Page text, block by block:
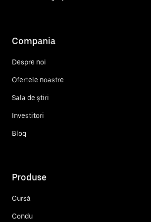
Compania
Despre noi
Ofertele noastre
Sala de știri
Investitori
Blog
Produse
Cursă
Condu